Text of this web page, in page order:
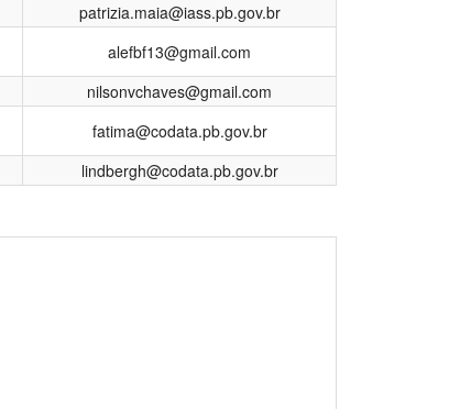
patrizia.maia@iass.pb.gov.br
alefbf13@gmail.com
nilsonvchaves@gmail.com
fatima@codata.pb.gov.br
lindbergh@codata.pb.gov.br